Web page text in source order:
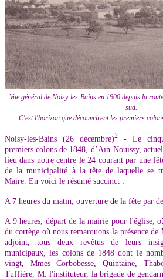
Vue général de Noisy-les-Bains en 1900 depuis la
sud.
C'est l'horizon que découvrirent les premiers
Noisy-les-Bains (26 décembre)2 - Le
premiers colons de 1848, d’Aïn-Nouissy,
lieu dans notre centre le 24 courant par une
de la municipalité à la tête de laquelle se
Maire. En voici le résumé succinct :
A 7 heures du matin, ouverture de la fête par
A 9 heures, départ de la mairie pour l'église,
du cortège où nous remarquons la présence
adjoint, tous deux revêtus de leurs
municipaux, les colons de 1848 dont le
vingt, Mmes Corbobesse, Quintaine,
Tuffière, M. l'instituteur, la brigade de